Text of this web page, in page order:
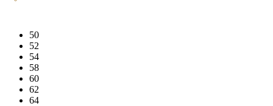
50
52
54
58
60
62
64